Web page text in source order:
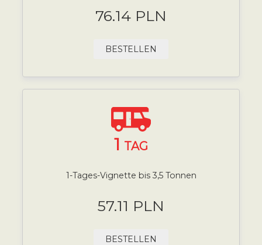
76.14 PLN
BESTELLEN
1 TAG
1-Tages-Vignette bis 3,5 Tonnen
57.11 PLN
BESTELLEN